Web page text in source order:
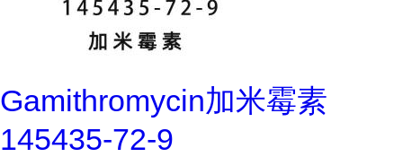
Gamithromycin加米霉素
145435-72-9